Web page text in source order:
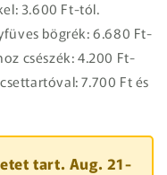
3.600 Ft-tól.
bögrék: 6.680 Ft-
csészék: 4.200 Ft-
7.700 Ft és
tart. Aug. 21-